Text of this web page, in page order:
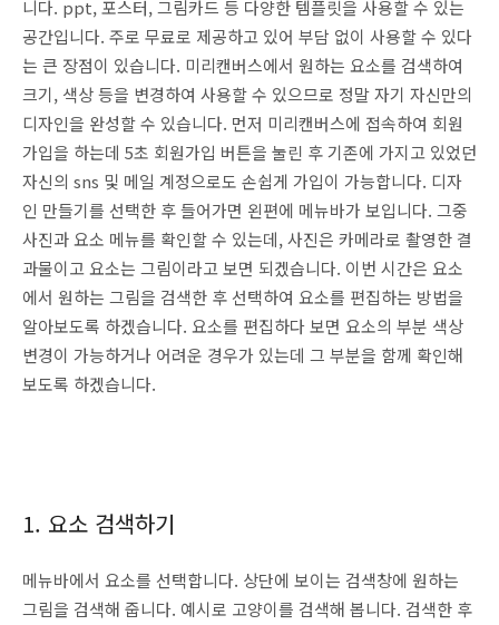
니다. ppt, 포스터, 그림카드 등 다양한 템플릿을 사용할 수 있는
공간입니다. 주로 무료로 제공하고 있어 부담 없이 사용할 수 있다
는 큰 장점이 있습니다. 미리캔버스에서 원하는 요소를 검색하여
크기, 색상 등을 변경하여 사용할 수 있으므로 정말 자기 자신만의
디자인을 완성할 수 있습니다. 먼저 미리캔버스에 접속하여 회원
가입을 하는데 5초 회원가입 버튼을 눌린 후 기존에 가지고 있었던
자신의 sns 및 메일 계정으로도 손쉽게 가입이 가능합니다. 디자
인 만들기를 선택한 후 들어가면 왼편에 메뉴바가 보입니다. 그중
사진과 요소 메뉴를 확인할 수 있는데, 사진은 카메라로 촬영한 결
과물이고 요소는 그림이라고 보면 되겠습니다. 이번 시간은 요소
에서 원하는 그림을 검색한 후 선택하여 요소를 편집하는 방법을
알아보도록 하겠습니다. 요소를 편집하다 보면 요소의 부분 색상
변경이 가능하거나 어려운 경우가 있는데 그 부분을 함께 확인해
보도록 하겠습니다.
1. 요소 검색하기
메뉴바에서 요소를 선택합니다. 상단에 보이는 검색창에 원하는
그림을 검색해 줍니다. 예시로 고양이를 검색해 봅니다. 검색한 후